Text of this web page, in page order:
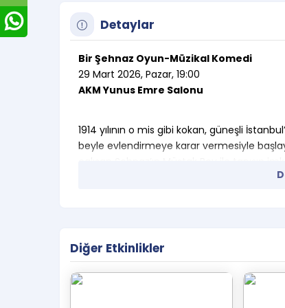
Detaylar
Bir Şehnaz Oyun-Müzikal Komedi
29 Mart 2026, Pazar, 19:00
AKM Yunus Emre Salonu
1914 yılının o mis gibi kokan, güneşli
beyle evlendirmeye karar vermesiyle
çalışan Şehnaz’ın Müştak Bey ile tanışıp
sarpa sardığı Galata’da yükselme
Yazan:Turgut Özakman
Yöneten:Mustafa Çolak & Çağrı Turnalı
Beste:
Diğer Etkinlikler